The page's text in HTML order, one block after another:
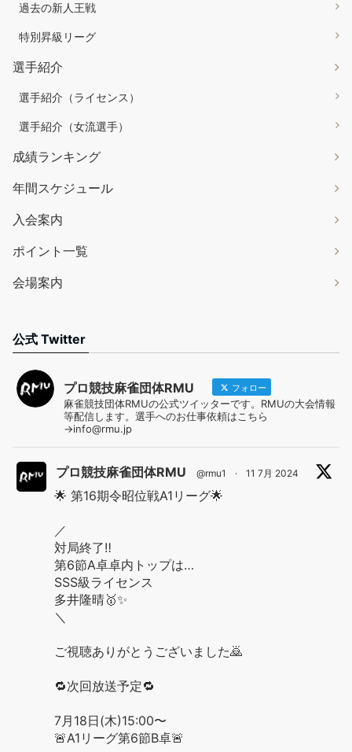
過去の新人王戦
特別昇級リーグ
選手紹介
選手紹介（ライセンス）
選手紹介（女流選手）
成績ランキング
年間スケジュール
入会案内
ポイント一覧
会場案内
公式 Twitter
プロ競技麻雀団体RMU フォロー
麻雀競技団体RMUの公式ツイッターです。RMUの大会情報
等配信します。選手へのお仕事依頼はこちら
→info@rmu.jp
プロ競技麻雀団体RMU @rmu1 · 11 7月 2024
🌟 第16期令昭位戦A1リーグ🌟
／
対局終了‼️
第6節A卓卓内トップは…
SSS級ライセンス
多井隆晴🥇✨
＼
ご視聴ありがとうございました🙇
🔁次回放送予定🔁
7月18日(木)15:00〜
🚨A1リーグ第6節B卓🚨